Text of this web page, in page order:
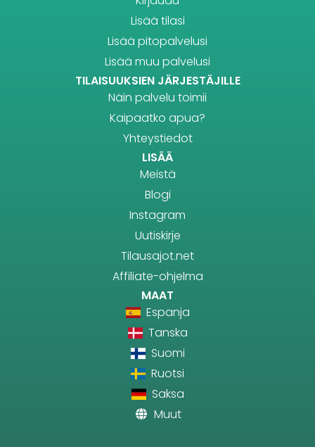
Lisää tilasi
Lisää pitopalvelusi
Lisää muu palvelusi
TILAISUUKSIEN JÄRJESTÄJILLE
Näin palvelu toimii
Kaipaatko apua?
Yhteystiedot
LISÄÄ
Meistä
Blogi
Instagram
Uutiskirje
Tilausajot.net
Affiliate-ohjelma
MAAT
Espanja
Tanska
Suomi
Ruotsi
Saksa
Muut